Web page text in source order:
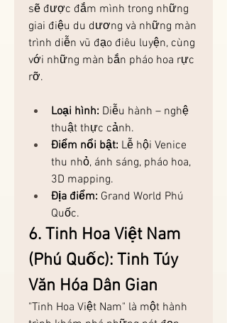
sẽ được đắm mình trong những
giai điệu du dương và những màn
trình diễn vũ đạo điêu luyện, cùng
với những màn bắn pháo hoa rực
rỡ.
Loại hình: Diễu hành – nghệ
thuật thực cảnh.
Điểm nổi bật: Lễ hội Venice
thu nhỏ, ánh sáng, pháo hoa,
3D mapping.
Địa điểm: Grand World Phú
Quốc.
6. Tinh Hoa Việt Nam
(Phú Quốc): Tinh Túy
Văn Hóa Dân Gian
"Tinh Hoa Việt Nam" là một hành